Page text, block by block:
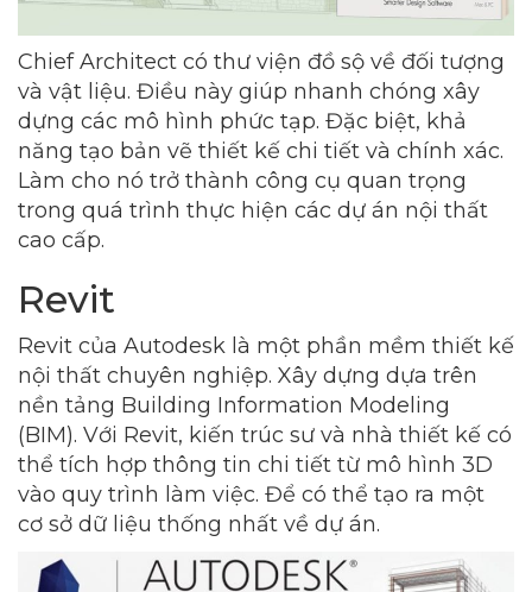
Chief Architect có thư viện đồ sộ về đối tượng
và vật liệu. Điều này giúp nhanh chóng xây
dựng các mô hình phức tạp. Đặc biệt, khả
năng tạo bản vẽ thiết kế chi tiết và chính xác.
Làm cho nó trở thành công cụ quan trọng
trong quá trình thực hiện các dự án nội thất
cao cấp.
Revit
Revit của Autodesk là một phần mềm thiết kế
nội thất chuyên nghiệp. Xây dựng dựa trên
nền tảng Building Information Modeling
(BIM). Với Revit, kiến trúc sư và nhà thiết kế có
thể tích hợp thông tin chi tiết từ mô hình 3D
vào quy trình làm việc. Để có thể tạo ra một
cơ sở dữ liệu thống nhất về dự án.